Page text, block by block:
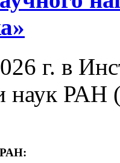
г. в
наук РАН